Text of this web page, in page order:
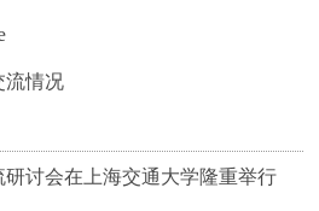
流情况
讨会在上海交通大学隆重举行